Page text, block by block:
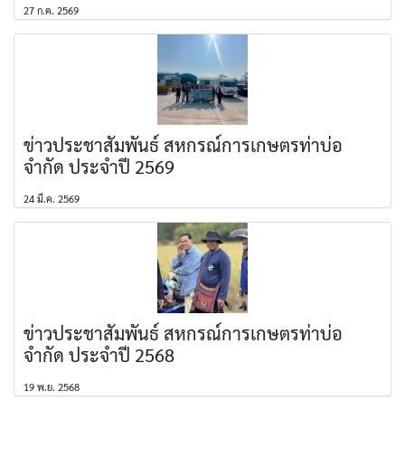
27 ก.ค. 2569
ข่าวประชาสัมพันธ์ สหกรณ์การเกษตรท่าบ่อ
จำกัด ประจำปี 2569
24 มี.ค. 2569
ข่าวประชาสัมพันธ์ สหกรณ์การเกษตรท่าบ่อ
จำกัด ประจำปี 2568
19 พ.ย. 2568